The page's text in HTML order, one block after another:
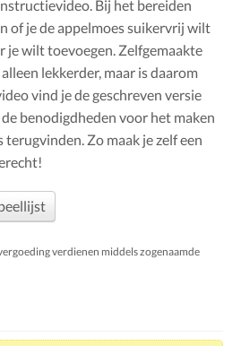
Bij het bereiden
of je de appelmoes suikervrij wilt
je wilt toevoegen. Zelfgemaakte
lekkerder, maar is daarom
vind je de geschreven versie
benodigdheden voor het maken
terugvinden. Zo maak je zelf een
verdienen middels zogenaamde